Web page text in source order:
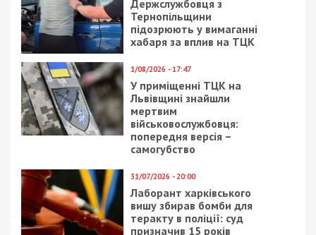
Держслужбовця з
Тернопільщини
підозрюють у вимаганні
хабаря за вплив на ТЦК
1/08/2026 - 17:47
У приміщенні ТЦК на
Львівщині знайшли
мертвим
військовослужбовця:
попередня версія –
самогубство
31/07/2026 - 20:00
Лаборант харківського
вишу збирав бомби для
теракту в поліції: суд
призначив 15 років